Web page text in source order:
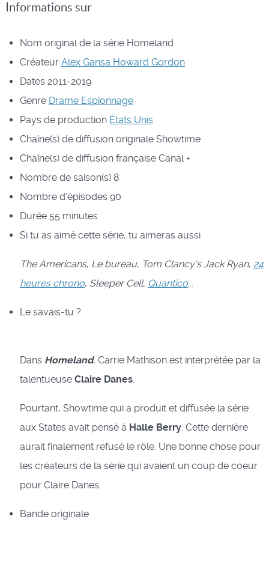
Informations sur
Nom original de la série Homeland
Créateur Alex Gansa Howard Gordon
Dates 2011-2019
Genre DrameEspionnage
Pays de production États Unis
Chaîne(s) de diffusion originale Showtime
Chaîne(s) de diffusion française Canal +
Nombre de saison(s) 8
Nombre d'épisodes 90
Durée 55 minutes
Si tu as aimé cette série, tu aimeras aussi
The Americans, Le bureau, Tom Clancy's Jack Ryan, 24
heures chrono, Sleeper Cell, Quantico...
Le savais-tu ?
Dans Homeland, Carrie Mathison est interprétée par la
talentueuse Claire Danes.
Pourtant, Showtime qui a produit et diffusée la série
aux States avait pensé à Halle Berry. Cette dernière
aurait finalement refusé le rôle. Une bonne chose pour
les créateurs de la série qui avaient un coup de coeur
pour Claire Danes.
Bande originale